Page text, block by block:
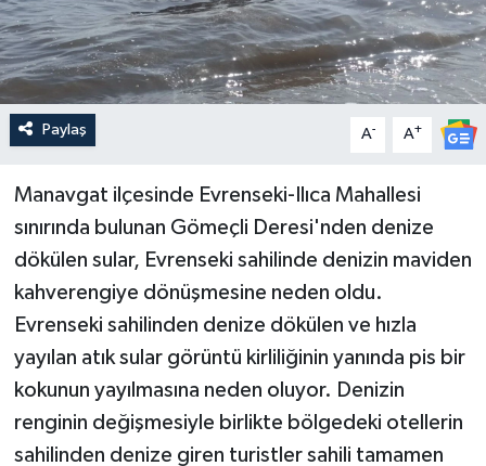
Paylaş A- A+
Manavgat ilçesinde Evrenseki-Ilıca Mahallesi
sınırında bulunan Gömeçli Deresi'nden denize
dökülen sular, Evrenseki sahilinde denizin maviden
kahverengiye dönüşmesine neden oldu.
Evrenseki sahilinden denize dökülen ve hızla
yayılan atık sular görüntü kirliliğinin yanında pis bir
kokunun yayılmasına neden oluyor. Denizin
renginin değişmesiyle birlikte bölgedeki otellerin
sahilinden denize giren turistler sahili tamamen
Siyaset
Spor